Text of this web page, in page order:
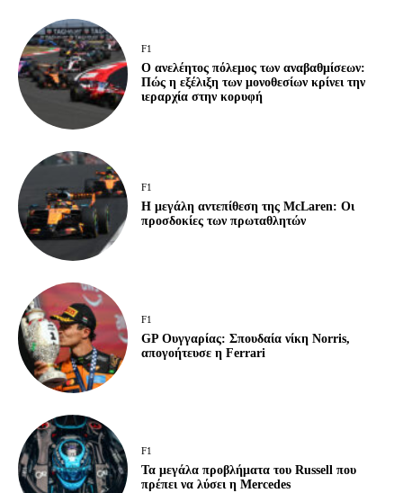
F1
Ο ανελέητος πόλεμος των αναβαθμίσεων:
Πώς η εξέλιξη των μονοθεσίων κρίνει την
ιεραρχία στην κορυφή
F1
Η μεγάλη αντεπίθεση της McLaren: Οι
προσδοκίες των πρωταθλητών
F1
GP Ουγγαρίας: Σπουδαία νίκη Norris,
απογοήτευσε η Ferrari
F1
Τα μεγάλα προβλήματα του Russell που
πρέπει να λύσει η Mercedes